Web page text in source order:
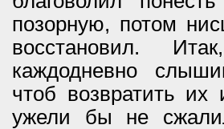
позорную, потом
восстановил.
каждодневно
чтоб возвратить их
ужели бы не